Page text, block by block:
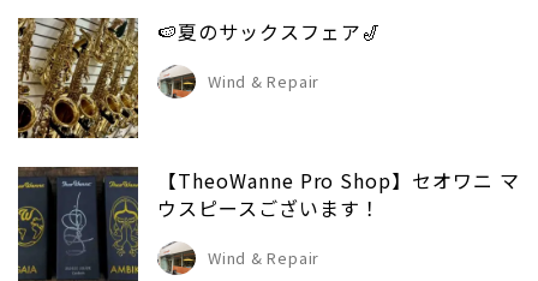
🍉夏のサックスフェア🎷
Wind & Repair
【TheoWanne Pro Shop】セオワニ マ
ウスピースございます！
Wind & Repair